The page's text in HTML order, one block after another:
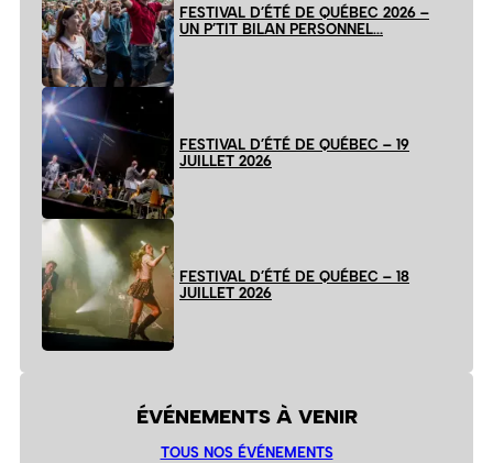
FESTIVAL D’ÉTÉ DE QUÉBEC 2026 –
UN P’TIT BILAN PERSONNEL…
FESTIVAL D’ÉTÉ DE QUÉBEC – 19
JUILLET 2026
FESTIVAL D’ÉTÉ DE QUÉBEC – 18
JUILLET 2026
ÉVÉNEMENTS À VENIR
TOUS NOS ÉVÉNEMENTS